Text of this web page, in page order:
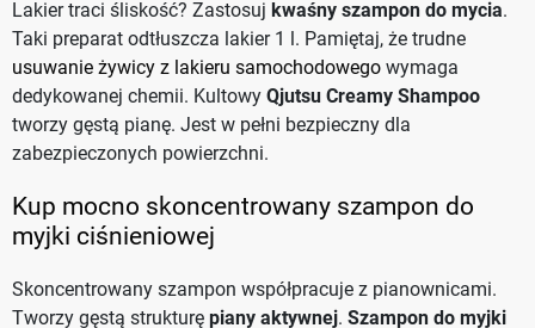
Lakier traci śliskość? Zastosuj kwaśny szampon do mycia.
Taki preparat odtłuszcza lakier 1 l. Pamiętaj, że trudne
usuwanie żywicy z lakieru samochodowego wymaga
dedykowanej chemii. Kultowy Qjutsu Creamy Shampoo
tworzy gęstą pianę. Jest w pełni bezpieczny dla
zabezpieczonych powierzchni.
Kup mocno skoncentrowany szampon do
myjki ciśnieniowej
Skoncentrowany szampon współpracuje z pianownicami.
Tworzy gęstą strukturę piany aktywnej. Szampon do myjki